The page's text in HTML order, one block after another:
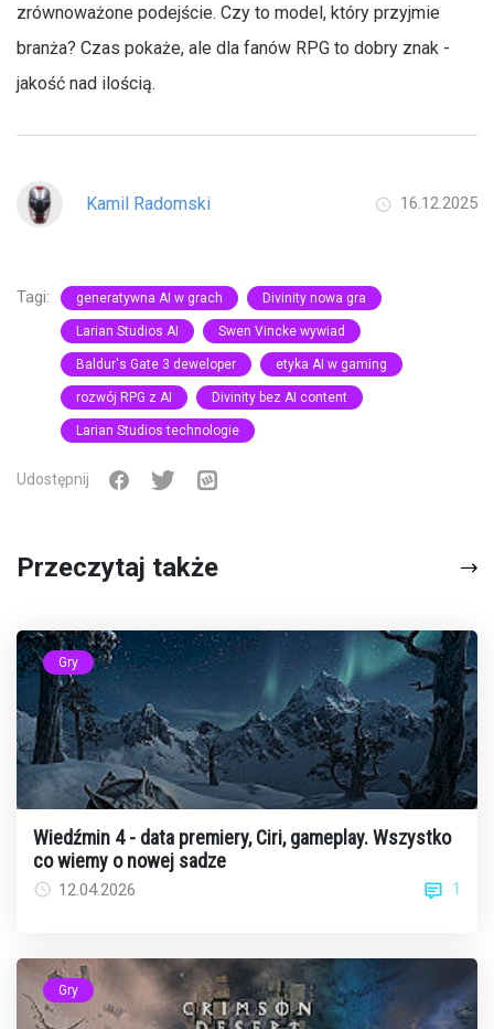
zrównoważone podejście. Czy to model, który przyjmie
branża? Czas pokaże, ale dla fanów RPG to dobry znak -
jakość nad ilością.
Kamil Radomski 16.12.2025
Tagi: generatywna AI w grach Divinity nowa gra
Larian Studios AI Swen Vincke wywiad
Baldur's Gate 3 deweloper etyka AI w gaming
rozwój RPG z AI Divinity bez AI content
Larian Studios technologie
Udostępnij
Przeczytaj także
Gry
Wiedźmin 4 - data premiery, Ciri, gameplay. Wszystko
co wiemy o nowej sadze
12.04.2026 1
Gry